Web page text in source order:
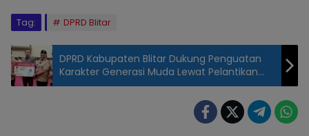
Tag: DPRD Blitar
DPRD Kabupaten Blitar Dukung Penguatan
Karakter Generasi Muda Lewat Pelantikan
Kwarcab Pramuka